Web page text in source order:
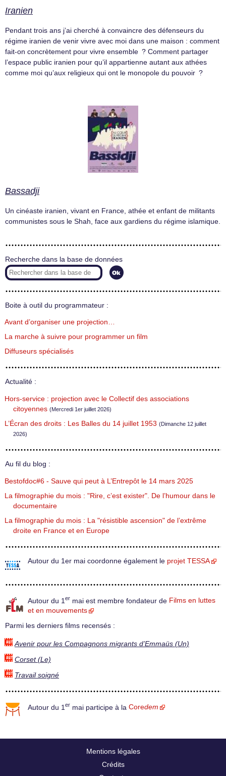
Iranien
Pendant trois ans j’ai cherché à convaincre des défenseurs du
régime iranien de venir vivre avec moi dans une maison : comment
fait-on concrètement pour vivre ensemble ? Comment partager
l’espace public iranien pour qu’il appartienne autant aux athées
comme moi qu’aux religieux qui ont le monopole du pouvoir ?
Bassadji
Un cinéaste iranien, vivant en France, athée et enfant de militants
communistes sous le Shah, face aux gardiens du régime islamique.
Recherche dans la base de données
Boite à outil du programmateur :
Avant d’organiser une projection…
La marche à suivre pour programmer un film
Diffuseurs spécialisés
Actualité :
Hors-service : projection avec le Collectif des associations
citoyennes (Mercredi 1er juillet 2026)
L’Écran des droits : Les Balles du 14 juillet 1953 (Dimanche 12 juillet
2026)
Au fil du blog :
Bestofdoc#6 - Sauve qui peut à L’Entrepôt le 14 mars 2025
La filmographie du mois : "Rire, c’est exister". De l’humour dans le
documentaire
La filmographie du mois : La "résistible ascension" de l’extrême
droite en France et en Europe
Autour du 1er mai coordonne également le projet TESSA
Autour du 1 er mai est membre fondateur de Films en luttes
et en mouvements
Parmi les derniers films recensés :
Avenir pour les Compagnons migrants d’Emmaüs (Un)
Corset (Le)
Travail soigné
Autour du 1 er mai participe à la Coredem
Mentions légales
Crédits